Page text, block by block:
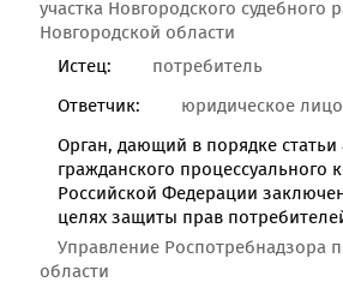
участка Новгородского судебного
Новгородской области
Истец:
потребитель
Ответчик:
юридическое лицо
Орган, дающий в порядке статьи
гражданского процессуального
Российской Федерации
целях защиты прав
Управление Роспотребнадзора
области